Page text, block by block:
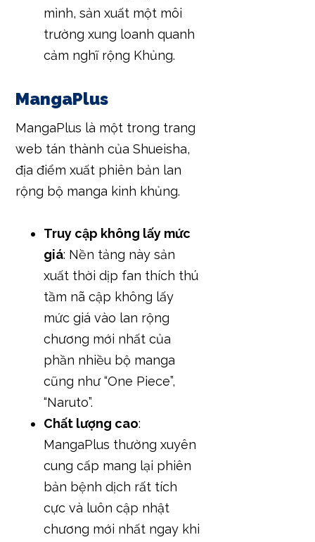
mình, sản xuất một môi
trường xung loanh quanh
cảm nghĩ rộng Khủng.
MangaPlus
MangaPlus là một trong trang
web tán thành của Shueisha,
địa điểm xuất phiên bản lan
rộng bộ manga kinh khủng.
Truy cập không lấy mức
giá: Nền tảng này sản
xuất thời dịp fan thích thú
tầm nã cập không lấy
mức giá vào lan rộng
chương mới nhất của
phần nhiều bộ manga
cũng như “One Piece”,
“Naruto”.
Chất lượng cao:
MangaPlus thường xuyên
cung cấp mang lại phiên
bản bệnh dịch rất tích
cực và luôn cập nhật
chương mới nhất ngay khi